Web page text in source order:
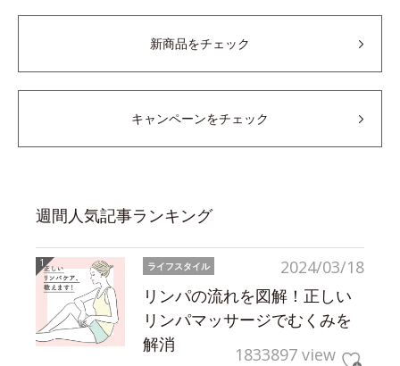
新商品をチェック
キャンペーンをチェック
週間人気記事ランキング
2024/03/18
ライフスタイル
リンパの流れを図解！正しい
リンパマッサージでむくみを
解消
1833897 view